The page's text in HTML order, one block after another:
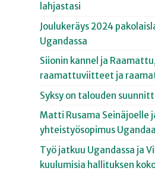
lahjastasi
Joulukeräys 2024
Ugandassa
Siionin kannel ja
raamattuviitteet ja
Syksy on talouden
Matti Rusama Seinäjoelle
yhteistyösopimus
Työ jatkuu Ugandassa ja
kuulumisia hallituksen